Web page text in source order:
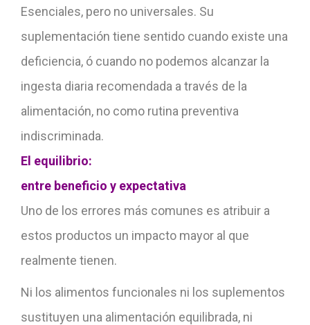
Esenciales, pero no universales. Su
suplementación tiene sentido cuando existe una
deficiencia, ó cuando no podemos alcanzar la
ingesta diaria recomendada a través de la
alimentación, no como rutina preventiva
indiscriminada.
El equilibrio:
entre beneficio y expectativa
Uno de los errores más comunes es atribuir a
estos productos un impacto mayor al que
realmente tienen.
Ni los alimentos funcionales ni los suplementos
sustituyen una alimentación equilibrada, ni